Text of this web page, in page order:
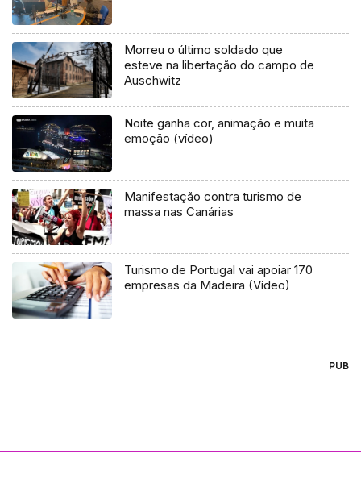
Morreu o último soldado que
esteve na libertação do campo de
Auschwitz
Noite ganha cor, animação e muita
emoção (vídeo)
Manifestação contra turismo de
massa nas Canárias
Turismo de Portugal vai apoiar 170
empresas da Madeira (Vídeo)
PUB